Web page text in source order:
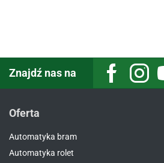
Znajdź nas na Facebook
Oferta
Automatyka bram
Automatyka rolet